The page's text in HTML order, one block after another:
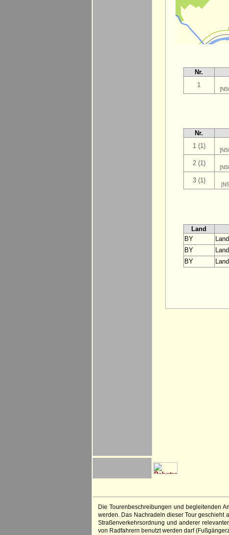
Nr.
1
Nr.
1 (1)
2 (1)
3 (1)
Land
BY
BY
BY
Die Tourenbeschreibungen und begleitenden
werden. Das Nachradeln dieser Tour geschieht
Straßenverkehrsordnung und anderer
von Radfahrern benutzt werden darf